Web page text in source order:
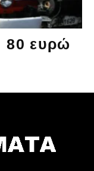
80 ευρώ